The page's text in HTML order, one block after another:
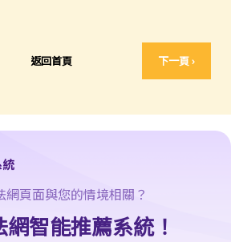
返回首頁 下一頁 ›
含甚麼內容？
？
被推翻？
貿易公司」拒絕償還所欠債務，我可否針對
頁面與您的情境相關？
智能推薦系統！